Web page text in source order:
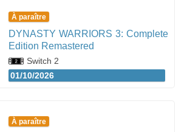
À paraître
DYNASTY WARRIORS 3: Complete
Edition Remastered
Switch 2
01/10/2026
À paraître